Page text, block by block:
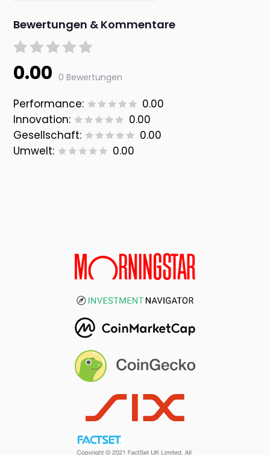
Bewertungen & Kommentare
0.00 0 Bewertungen
Performance:
0.00
Innovation:
0.00
Gesellschaft:
0.00
Umwelt:
0.00